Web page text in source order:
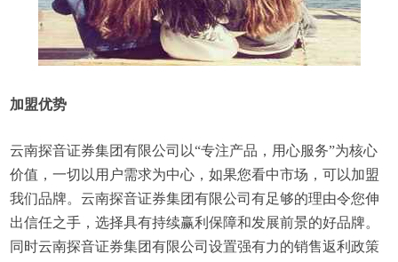
加盟优势
云南探音证券集团有限公司以“专注产品，用心服务”为核心
价值，一切以用户需求为中心，如果您看中市场，可以加盟
我们品牌。云南探音证券集团有限公司有足够的理由令您伸
出信任之手，选择具有持续赢利保障和发展前景的好品牌。
同时云南探音证券集团有限公司设置强有力的销售返利政策